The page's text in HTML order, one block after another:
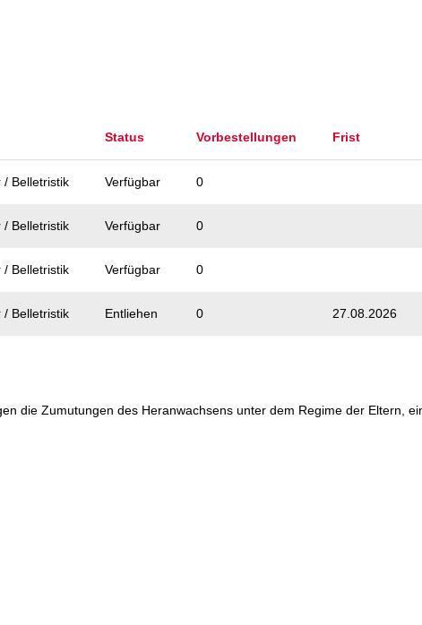
Status Vorbestellungen Frist
/ Belletristik Verfügbar 0
/ Belletristik Verfügbar 0
/ Belletristik Verfügbar 0
/ Belletristik Entliehen 0 27.08.2026
die Zumutungen des Heranwachsens unter dem Regime der Eltern,